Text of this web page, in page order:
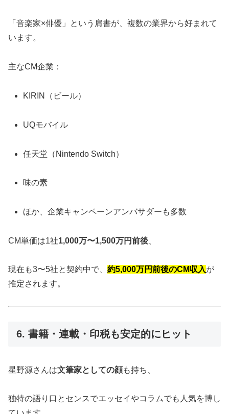
「音楽家×俳優」という肩書が、複数の業界から好まれて
います。
主なCM企業：
KIRIN（ビール）
UQモバイル
任天堂（Nintendo Switch）
味の素
ほか、企業キャンペーンアンバサダーも多数
CM単価は1社1,000万〜1,500万円前後
現在も3〜5社と契約中で、 約5,000万円前後のCM収入が
推定されます。
6. 書籍・連載・印税も安定的にヒット
星野源さんは文筆家としての顔も持ち、
独特の語り口とセンスでエッセイやコラムでも人気を博し